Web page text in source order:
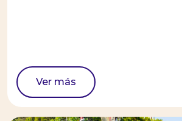
Ver más